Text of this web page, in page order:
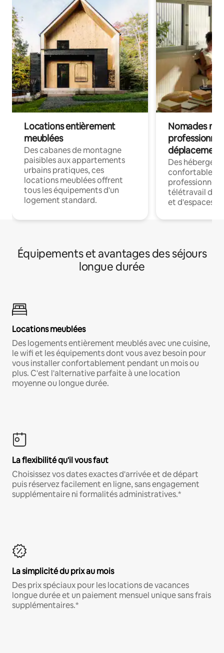
Locations entièrement
meublées
Des cabanes de montagne
paisibles aux appartements
urbains pratiques, ces
locations meublées offrent
tous les équipements d'un
logement standard.
Nomades
déplacement
Des
confortables
professionnels
télétravail
et d'espaces
Équipements et avantages des séjours
longue durée
Locations meublées
Des logements entièrement meublés avec une cuisine,
le wifi et les équipements dont vous avez besoin pour
vous installer confortablement pendant un mois ou
plus. C'est l'alternative parfaite à une location
moyenne ou longue durée.
La flexibilité qu'il vous faut
Choisissez vos dates exactes d'arrivée et de départ
puis réservez facilement en ligne, sans engagement
supplémentaire ni formalités administratives.*
La simplicité du prix au mois
Des prix spéciaux pour les locations de vacances
longue durée et un paiement mensuel unique sans frais
supplémentaires.*